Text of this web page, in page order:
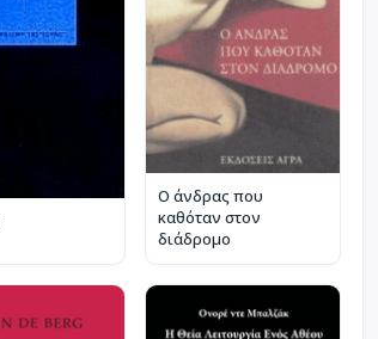
Ο άνδρας που
καθόταν στον
διάδρομο